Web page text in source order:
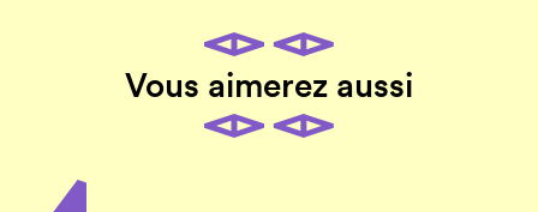
Vous aimerez aussi